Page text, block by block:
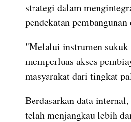
strategi dalam
pendekatan
"Melalui instrumen sukuk
memperluas akses
masyarakat dari tingkat
Berdasarkan data
telah menjangkau lebih